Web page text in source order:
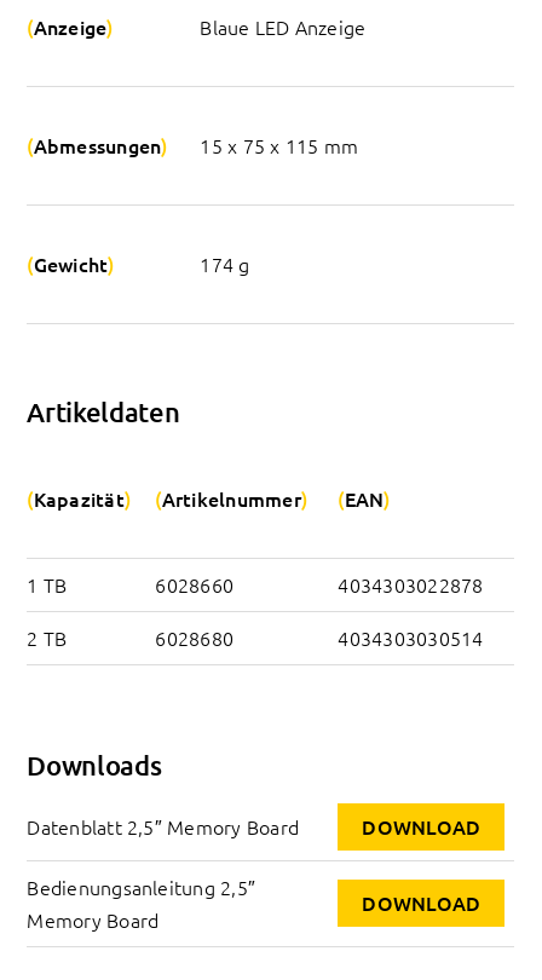
Anzeige Blaue LED Anzeige
Abmessungen 15 x 75 x 115 mm
Gewicht 174 g
Artikeldaten
Kapazität Artikelnummer EAN
1 TB 6028660
4034303022878
2 TB
6028680 4034303030514
Downloads
Datenblatt 2,5″ Memory Board DOWNLOAD
Bedienungsanleitung 2,5″
Memory Board
DOWNLOAD